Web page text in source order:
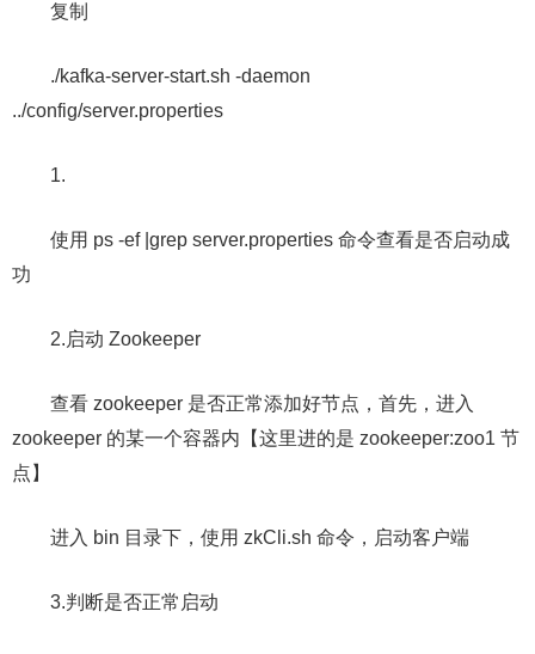
复制
./kafka-server-start.sh -daemon
../config/server.properties
1.
使用 ps -ef |grep server.properties 命令查看是否启动成
功
2.启动 Zookeeper
查看 zookeeper 是否正常添加好节点，首先，进入
zookeeper 的某一个容器内【这里进的是 zookeeper:zoo1 节
点】
进入 bin 目录下，使用 zkCli.sh 命令，启动客户端
3.判断是否正常启动